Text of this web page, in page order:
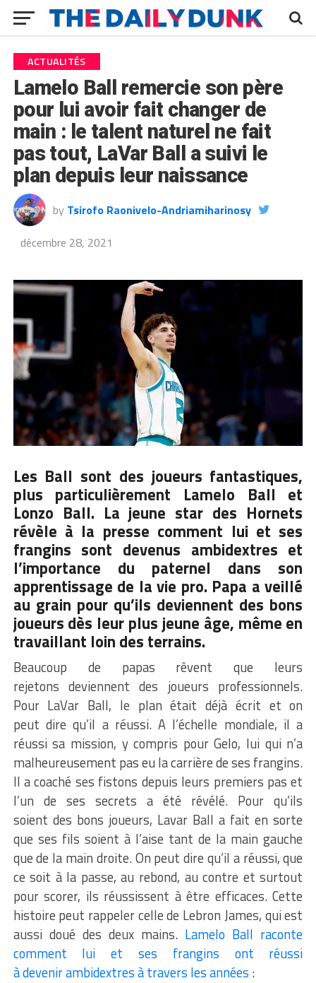
ACTUALITÉS
Lamelo Ball remercie son père
pour lui avoir fait changer de
main : le talent naturel ne fait
pas tout, LaVar Ball a suivi le
plan depuis leur naissance
by Tsirofo Raonivelo-Andriamiharinosy
décembre 28, 2021
Les Ball sont des joueurs fantastiques,
plus particulièrement Lamelo Ball et
Lonzo Ball. La jeune star des Hornets
révèle à la presse comment lui et ses
frangins sont devenus ambidextres et
l’importance du paternel dans son
apprentissage de la vie pro. Papa a veillé
au grain pour qu’ils deviennent des bons
joueurs dès leur plus jeune âge, même en
travaillant loin des terrains.
Beaucoup de papas rêvent que leurs
rejetons deviennent des joueurs professionnels.
Pour LaVar Ball, le plan était déjà écrit et on
peut dire qu’il a réussi. A l’échelle mondiale, il a
réussi sa mission, y compris pour Gelo, lui qui n’a
malheureusement pas eu la carrière de ses frangins.
Il a coaché ses fistons depuis leurs premiers pas et
l’un de ses secrets a été révélé. Pour qu’ils
soient des bons joueurs, Lavar Ball a fait en sorte
que ses fils soient à l’aise tant de la main gauche
que de la main droite. On peut dire qu’il a réussi, que
ce soit à la passe, au rebond, au contre et surtout
pour scorer, ils réussissent à être efficaces. Cette
histoire peut rappeler celle de Lebron James, qui est
aussi doué des deux mains. Lamelo Ball raconte
comment lui et ses frangins ont réussi
à devenir ambidextres à travers les années :